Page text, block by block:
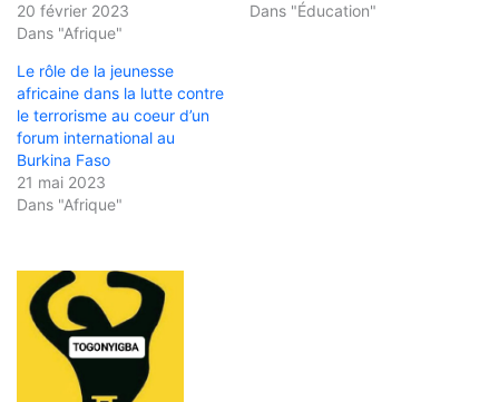
20 février 2023
Dans "Afrique"
Dans "Éducation"
Le rôle de la jeunesse
africaine dans la lutte contre
le terrorisme au coeur d’un
forum international au
Burkina Faso
21 mai 2023
Dans "Afrique"